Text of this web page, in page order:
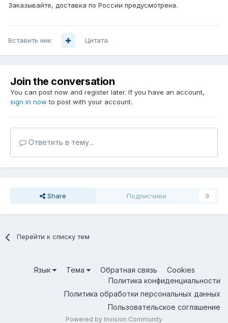
Заказывайте, доставка по России предусмотрена.
Вставить ник Цитата
Join the conversation
You can post now and register later. If you have an account,
sign in now to post with your account.
Ответить в тему...
Share Подписчики 0
Перейти к списку тем
Язык Тема Обратная связь
Cookies
Политика конфиденциальности
Политика обработки персональных данных
Пользовательское соглашение
Powered by Invision Community